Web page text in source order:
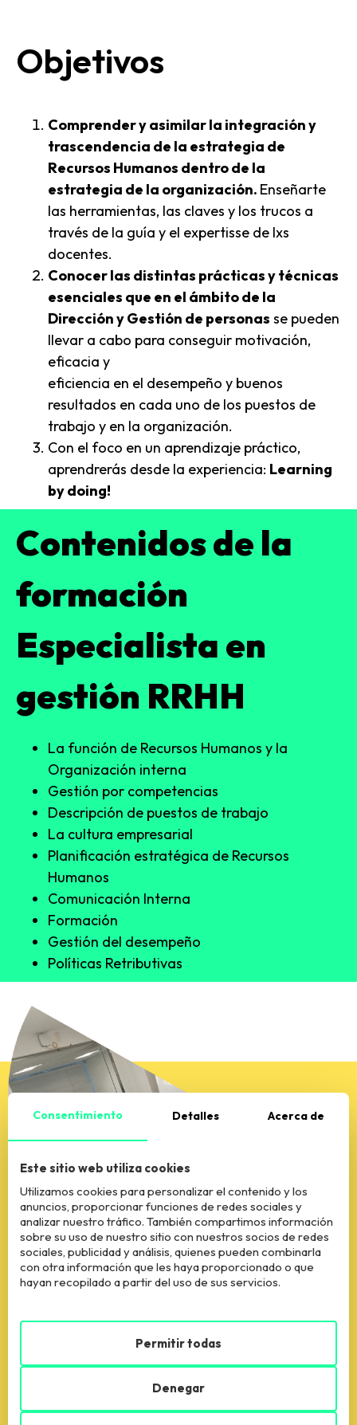
Objetivos
Comprender y asimilar la integración y
trascendencia de la estrategia de
Recursos Humanos dentro de la
estrategia de la organización. Enseñarte
las herramientas, las claves y los trucos a
través de la guía y el expertisse de lxs
docentes.
Conocer las distintas prácticas y técnicas
esenciales que en el ámbito de la
Dirección y Gestión de personas se pueden
llevar a cabo para conseguir motivación,
eficacia y
eficiencia en el desempeño y buenos
resultados en cada uno de los puestos de
trabajo y en la organización.
Con el foco en un aprendizaje práctico,
aprendrerás desde la experiencia: Learning
by doing!
Contenidos de la
formación
Especialista en
gestión RRHH
La función de Recursos Humanos y la
Organización interna
Gestión por competencias
Descripción de puestos de trabajo
La cultura empresarial
Planificación estratégica de Recursos
Humanos
Comunicación Interna
Formación
Gestión del desempeño
Políticas Retributivas
Beneficios
Contenido y heramientas que te darán las
y secretos de la gestión y dirección de
Consentimiento Detalles Acerca de
Este sitio web utiliza cookies
Utilizamos cookies para personalizar el contenido y los
anuncios, proporcionar funciones de redes sociales y
analizar nuestro tráfico. También compartimos información
sobre su uso de nuestro sitio con nuestros socios de redes
sociales, publicidad y análisis, quienes pueden combinarla
con otra información que les haya proporcionado o que
hayan recopilado a partir del uso de sus servicios.
Denegar
Permitir todas